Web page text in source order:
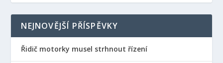
NEJNOVĚJŠÍ PŘÍSPĚVKY
Řidič motorky musel strhnout řízení